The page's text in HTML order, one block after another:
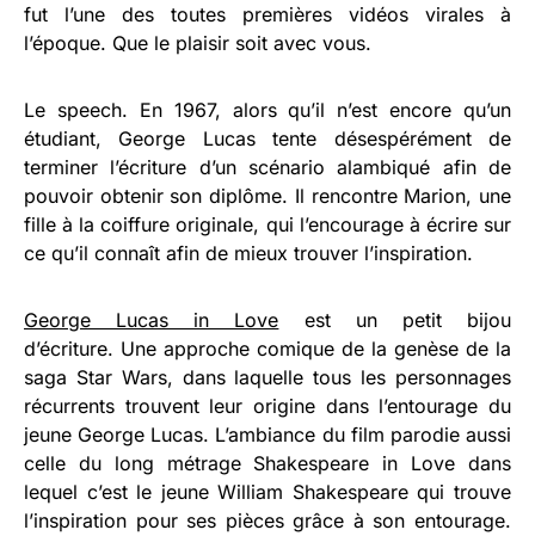
fut l’une des toutes premières vidéos virales à
l’époque. Que le plaisir soit avec vous.
Le speech. En 1967, alors qu’il n’est encore qu’un
étudiant, George Lucas tente désespérément de
terminer l’écriture d’un scénario alambiqué afin de
pouvoir obtenir son diplôme. Il rencontre Marion, une
fille à la coiffure originale, qui l’encourage à écrire sur
ce qu’il connaît afin de mieux trouver l’inspiration.
George Lucas in Love est un petit bijou
d’écriture. Une approche comique de la genèse de la
saga Star Wars, dans laquelle tous les personnages
récurrents trouvent leur origine dans l’entourage du
jeune George Lucas. L’ambiance du film parodie aussi
celle du long métrage Shakespeare in Love dans
lequel c’est le jeune William Shakespeare qui trouve
l’inspiration pour ses pièces grâce à son entourage.